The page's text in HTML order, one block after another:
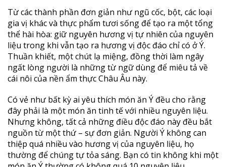
Từ các thành phần đơn giản như ngũ cốc, bột, các loại
gia vị khác và thực phẩm tươi sống để tạo ra một tổng
thể hài hòa: giữ nguyên hương vị tự nhiên của nguyên
liệu trong khi vẫn tạo ra hương vị độc đáo chỉ có ở Ý.
Thuần khiết, một chút lạ miệng, đồng thời làm ngây
ngất lòng người là những từ ngữ dùng để miêu tả về
cái nôi của nền ẩm thực Châu Âu này.
Có vẻ như bất kỳ ai yêu thích món ăn Ý đều cho rằng
đây phải là một món ăn tinh tế với nhiều nguyên liệu.
Nhưng không, tất cả những điều độc đáo này đều bắt
nguồn từ một thứ – sự đơn giản. Người Ý không can
thiệp quá nhiều vào hương vị của nguyên liệu, họ
thường để chúng tự tỏa sáng. Bạn có tin không khi một